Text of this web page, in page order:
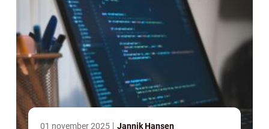
01 november 2025 Jannik Hansen